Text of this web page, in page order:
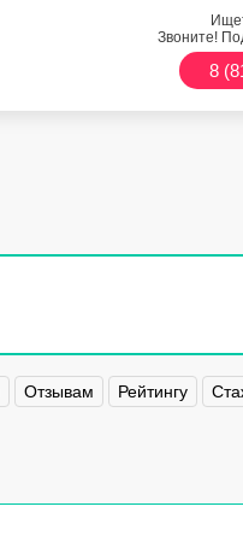
Звоните!
8
Отзывам Рейтингу